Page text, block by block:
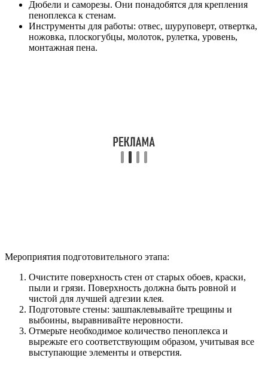
Дюбели и саморезы. Они понадобятся для крепления
пеноплекса к стенам.
Инструменты для работы: отвес, шуруповерт, отвертка,
ножовка, плоскогубцы, молоток, рулетка, уровень,
монтажная пена.
Мероприятия подготовительного этапа:
Очистите поверхность стен от старых обоев, краски,
пыли и грязи. Поверхность должна быть ровной и
чистой для лучшей адгезии клея.
Подготовьте стены: зашпаклевывайте трещины и
выбоины, выравнивайте неровности.
Отмерьте необходимое количество пеноплекса и
вырежьте его соответствующим образом, учитывая все
выступающие элементы и отверстия.